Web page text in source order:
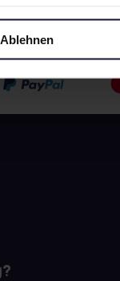
Ablehnen